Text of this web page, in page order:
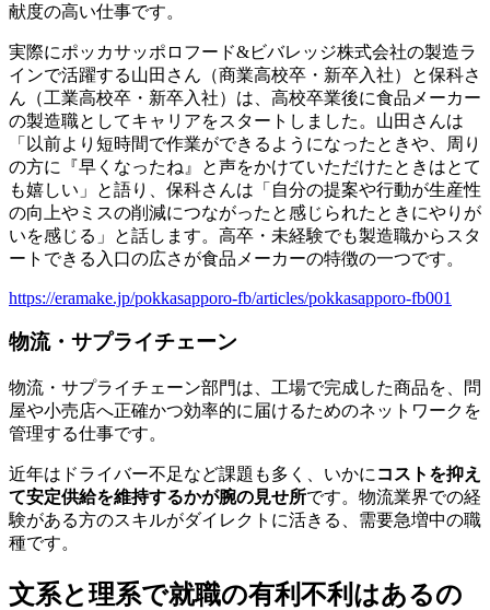
献度の高い仕事です。
実際にポッカサッポロフード&ビバレッジ株式会社の製造ラ
インで活躍する山田さん（商業高校卒・新卒入社）と保科さ
ん（工業高校卒・新卒入社）は、高校卒業後に食品メーカー
の製造職としてキャリアをスタートしました。山田さんは
「以前より短時間で作業ができるようになったときや、周り
の方に『早くなったね』と声をかけていただけたときはとて
も嬉しい」と語り、保科さんは「自分の提案や行動が生産性
の向上やミスの削減につながったと感じられたときにやりが
いを感じる」と話します。高卒・未経験でも製造職からスタ
ートできる入口の広さが食品メーカーの特徴の一つです。
https://eramake.jp/pokkasapporo-fb/articles/pokkasapporo-fb001
物流・サプライチェーン
物流・サプライチェーン部門は、工場で完成した商品を、問
屋や小売店へ正確かつ効率的に届けるためのネットワークを
管理する仕事です。
近年はドライバー不足など課題も多く、いかに コストを抑え
て安定供給を維持するかが腕の見せ所です。物流業界での経
験がある方のスキルがダイレクトに活きる、需要急増中の職
種です。
文系と理系で就職の有利不利はあるの